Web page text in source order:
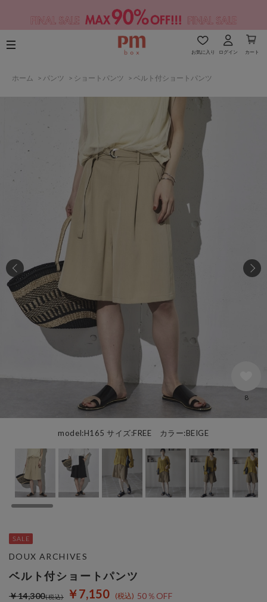
お気に入り ログイン カート
ホーム > パンツ > ショートパンツ > ベルト付ショートパンツ
model:H165 サイズ:FREE カラー:BEIGE
8
ベルト付ショートパンツ
￥7,150 50％OFF
￥14,300
DOUX ARCHIVES